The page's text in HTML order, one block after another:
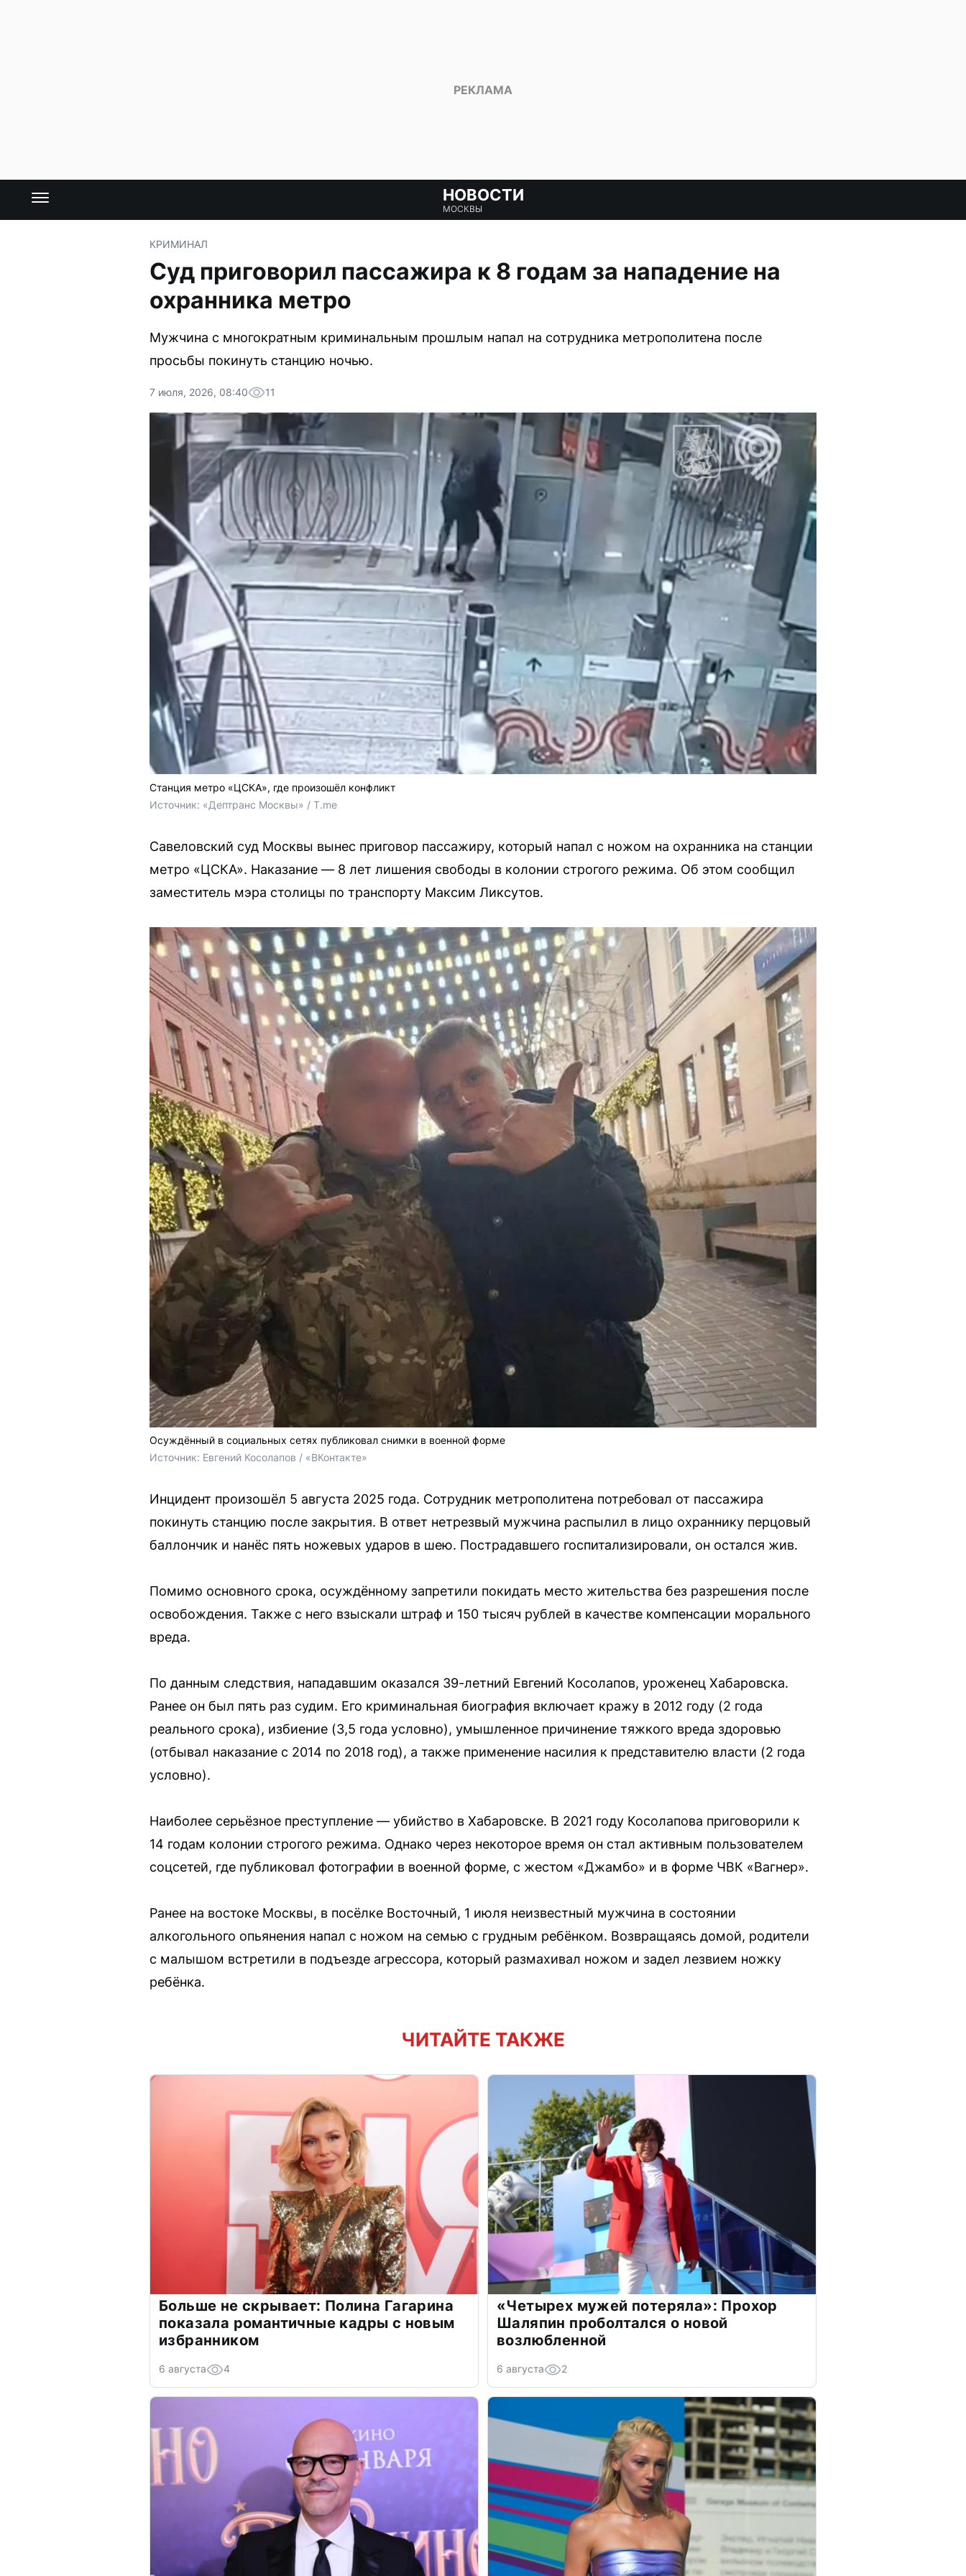
НОВОСТИ
МОСКВЫ
КРИМИНАЛ
Суд приговорил пассажира к 8 годам за нападение на
охранника метро
Мужчина с многократным криминальным прошлым напал на сотрудника метрополитена после
просьбы покинуть станцию ночью.
7 июля, 2026, 08:40 11
Станция метро «ЦСКА», где произошёл конфликт
Источник: «Дептранс Москвы» / T.me
Савеловский суд Москвы вынес приговор пассажиру, который напал с ножом на охранника на станции
метро «ЦСКА». Наказание — 8 лет лишения свободы в колонии строгого режима. Об этом сообщил
заместитель мэра столицы по транспорту Максим Ликсутов.
Осуждённый в социальных сетях публиковал снимки в военной форме
Источник: Евгений Косолапов / «ВКонтакте»
Инцидент произошёл 5 августа 2025 года. Сотрудник метрополитена потребовал от пассажира
покинуть станцию после закрытия. В ответ нетрезвый мужчина распылил в лицо охраннику перцовый
баллончик и нанёс пять ножевых ударов в шею. Пострадавшего госпитализировали, он остался жив.
Помимо основного срока, осуждённому запретили покидать место жительства без разрешения после
освобождения. Также с него взыскали штраф и 150 тысяч рублей в качестве компенсации морального
вреда.
По данным следствия, нападавшим оказался 39-летний Евгений Косолапов, уроженец Хабаровска.
Ранее он был пять раз судим. Его криминальная биография включает кражу в 2012 году (2 года
реального срока), избиение (3,5 года условно), умышленное причинение тяжкого вреда здоровью
(отбывал наказание с 2014 по 2018 год), а также применение насилия к представителю власти (2 года
условно).
Наиболее серьёзное преступление — убийство в Хабаровске. В 2021 году Косолапова приговорили к
14 годам колонии строгого режима. Однако через некоторое время он стал активным пользователем
соцсетей, где публиковал фотографии в военной форме, с жестом «Джамбо» и в форме ЧВК «Вагнер».
Ранее на востоке Москвы, в посёлке Восточный, 1 июля неизвестный мужчина в состоянии
алкогольного опьянения напал с ножом на семью с грудным ребёнком. Возвращаясь домой, родители
с малышом встретили в подъезде агрессора, который размахивал ножом и задел лезвием ножку
ребёнка.
ЧИТАЙТЕ ТАКЖЕ
Больше не скрывает: Полина Гагарина
показала романтичные кадры с новым
избранником
6 августа 4
«Четырех мужей потеряла»: Прохор
Шаляпин проболтался о новой
возлюбленной
6 августа 2